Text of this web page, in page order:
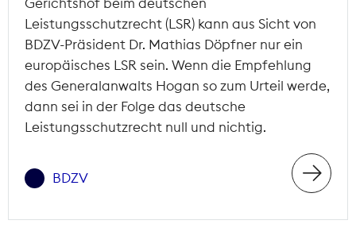
Leistungsschutzrecht (LSR) kann aus Sicht von
BDZV-Präsident Dr. Mathias Döpfner nur ein
europäisches LSR sein. Wenn die Empfehlung
des Generalanwalts Hogan so zum Urteil werde,
dann sei in der Folge das deutsche
Leistungsschutzrecht null und nichtig.
BDZV